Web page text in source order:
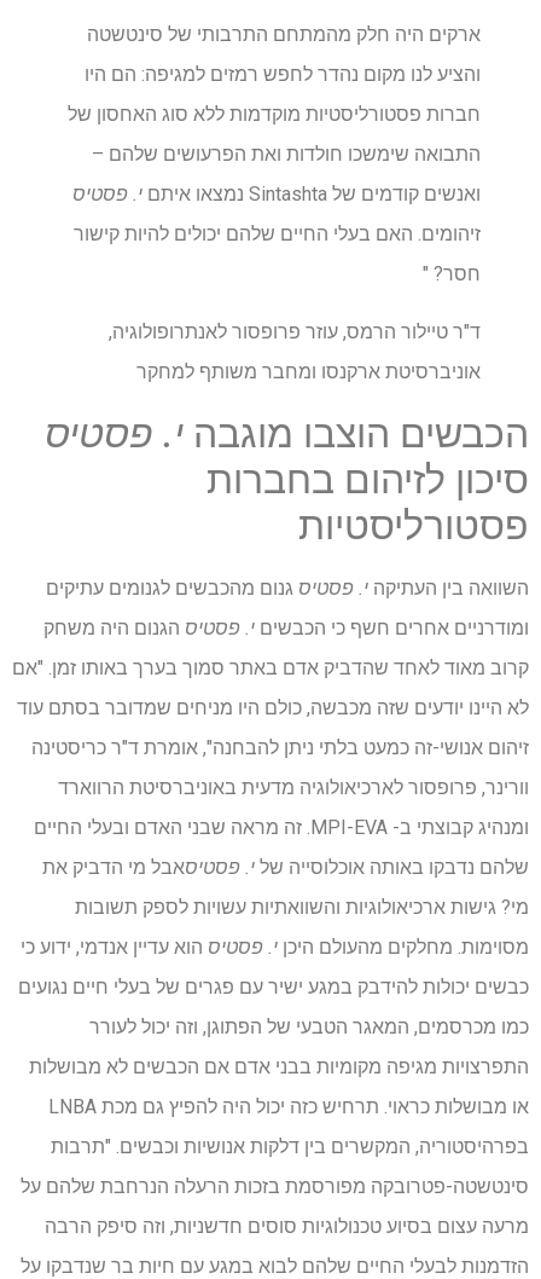
ארקים היה חלק מהמתחם התרבותי של סינטשטה
והציע לנו מקום נהדר לחפש רמזים למגיפה: הם היו
חברות פסטורליסטיות מוקדמות ללא סוג האחסון של
התבואה שימשכו חולדות ואת הפרעושים שלהם –
ואנשים קודמים של Sintashta נמצאו איתם
י. פסטיס
זיהומים. האם בעלי החיים שלהם יכולים להיות קישור
חסר? "
ד"ר טיילור הרמס, עוזר פרופסור לאנתרופולוגיה,
אוניברסיטת ארקנסו ומחבר משותף למחקר
הכבשים הוצבו מוגבה י. פסטיס
סיכון לזיהום בחברות
פסטורליסטיות
השוואה בין העתיקה י. פסטיס גנום מהכבשים לגנומים עתיקים
ומודרניים אחרים חשף כי הכבשים י. פסטיס הגנום היה משחק
קרוב מאוד לאחד שהדביק אדם באתר סמוך בערך באותו זמן. "אם
לא היינו יודעים שזה מכבשה, כולם היו מניחים שמדובר בסתם עוד
זיהום אנושי-זה כמעט בלתי ניתן להבחנה", אומרת ד"ר כריסטינה
וורינר, פרופסור לארכיאולוגיה מדעית באוניברסיטת הרווארד
ומנהיג קבוצתי ב- MPI-EVA. זה מראה שבני האדם ובעלי החיים
שלהם נדבקו באותה אוכלוסייה של י. פסטיסאבל מי הדביק את
מי? גישות ארכיאולוגיות והשוואתיות עשויות לספק תשובות
מסוימות. מחלקים מהעולם היכן י. פסטיס הוא עדיין אנדמי, ידוע כי
כבשים יכולות להידבק במגע ישיר עם פגרים של בעלי חיים נגועים
כמו מכרסמים, המאגר הטבעי של הפתוגן, וזה יכול לעורר
התפרצויות מגיפה מקומיות בבני אדם אם הכבשים לא מבושלות
או מבושלות כראוי. תרחיש כזה יכול היה להפיץ גם מכת LNBA
בפרהיסטוריה, המקשרים בין דלקות אנושיות וכבשים. "תרבות
סינטשטה-פטרובקה מפורסמת בזכות הרעלה הנרחבת שלהם על
מרעה עצום בסיוע טכנולוגיות סוסים חדשניות, וזה סיפק הרבה
הזדמנות לבעלי החיים שלהם לבוא במגע עם חיות בר שנדבקו על